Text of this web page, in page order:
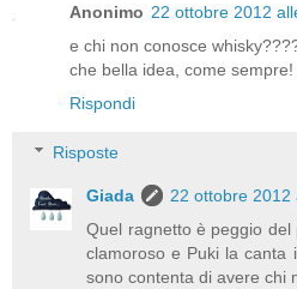
Anonimo 22 ottobre 2012
e chi non conosce
che bella idea, come sempre!
Rispondi
Risposte
Giada
22 ottobre 2012
Quel ragnetto è peggio
clamoroso e Puki la canta
sono contenta di avere chi